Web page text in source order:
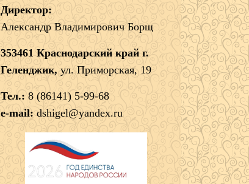
Директор:
Александр Владимирович Борщ
353461 Краснодарский край г.
Геленджик, ул. Приморская, 19
Тел.: 8 (86141) 5-99-68
e-mail: dshigel@yandex.ru